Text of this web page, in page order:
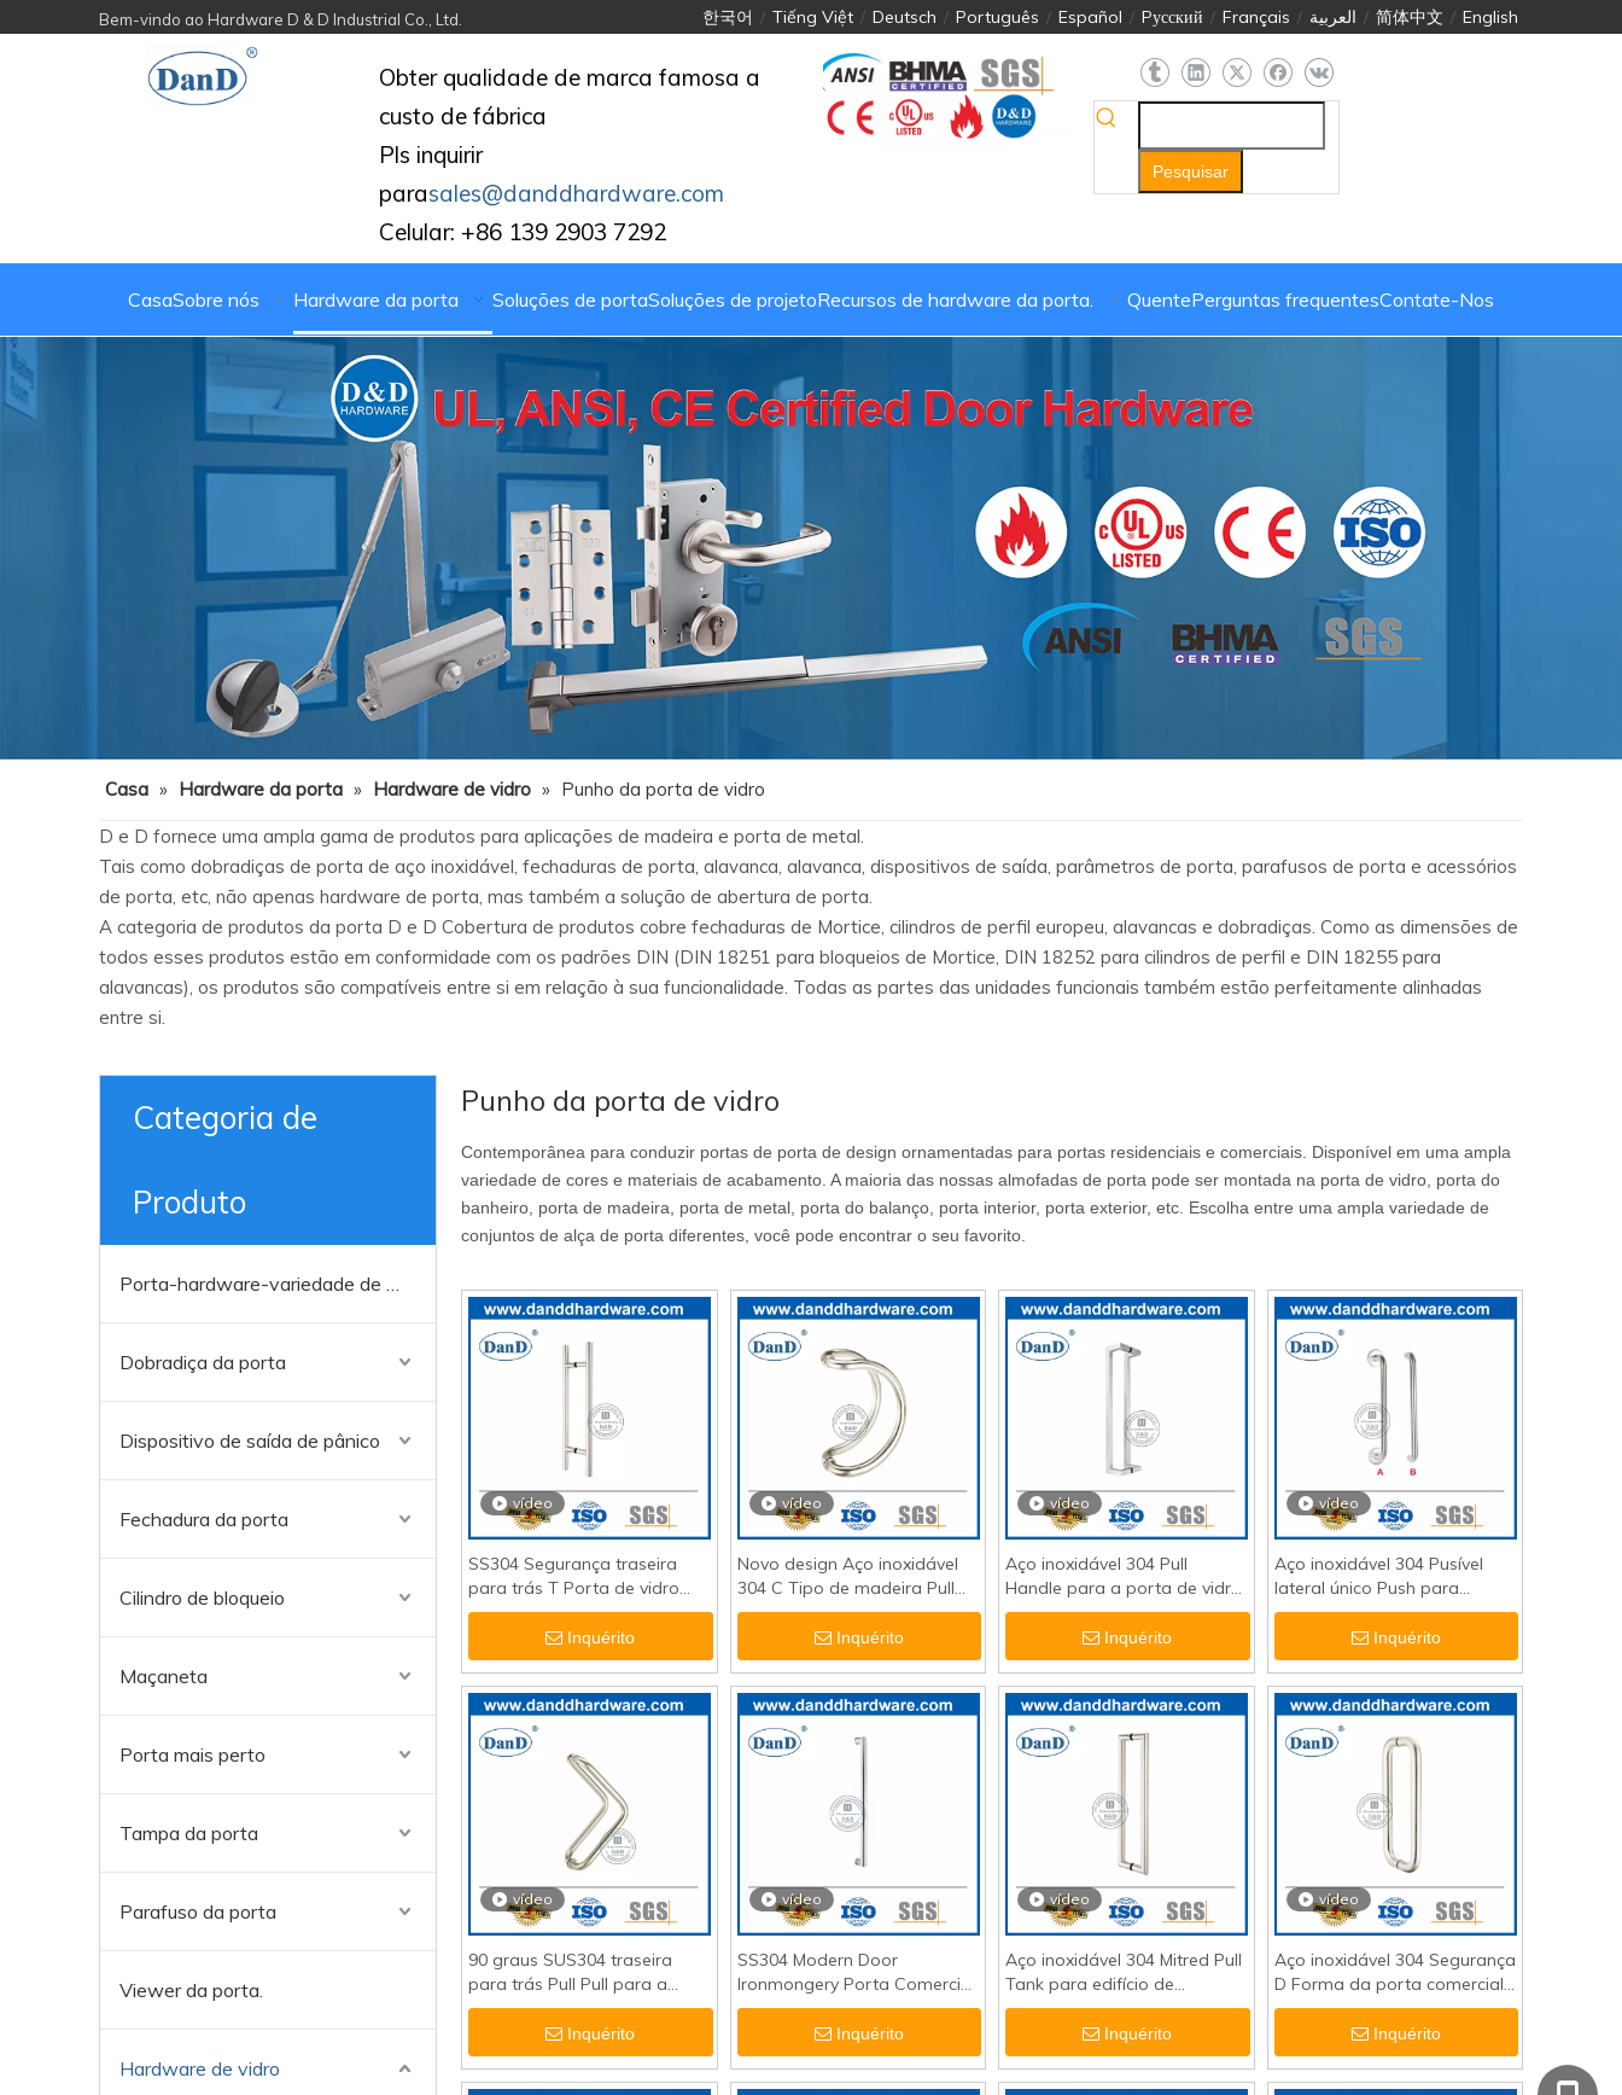
Bem-vindo ao Hardware D & D Industrial Co., Ltd. 한국어 / Tiếng Việt / Deutsch / Português / Español / Pусский / Français / العربية / 简体中文 / English
Obter qualidade de marca famosa a
custo de fábrica
Pls inquirir
parasales@danddhardware.com
Celular: +86 139 2903 7292
Pesquisar
CasaSobre nós Hardware da porta Soluções de portaSoluções de projetoRecursos de hardware da porta. QuentePerguntas frequentesContate-Nos
Casa » Hardware da porta » Hardware de vidro » Punho da porta de vidro
D e D fornece uma ampla gama de produtos para aplicações de madeira e porta de metal.
Tais como dobradiças de porta de aço inoxidável, fechaduras de porta, alavanca, alavanca, dispositivos de saída, parâmetros de porta, parafusos de porta e acessórios
de porta, etc, não apenas hardware de porta, mas também a solução de abertura de porta.
A categoria de produtos da porta D e D Cobertura de produtos cobre fechaduras de Mortice, cilindros de perfil europeu, alavancas e dobradiças. Como as dimensões de
todos esses produtos estão em conformidade com os padrões DIN (DIN 18251 para bloqueios de Mortice, DIN 18252 para cilindros de perfil e DIN 18255 para
alavancas), os produtos são compatíveis entre si em relação à sua funcionalidade. Todas as partes das unidades funcionais também estão perfeitamente alinhadas
entre si.
Categoria de
Produto
Porta-hardware-variedade de acabamento
Dobradiça da porta
Dispositivo de saída de pânico
Fechadura da porta
Cilindro de bloqueio
Maçaneta
Porta mais perto
Tampa da porta
Parafuso da porta
Viewer da porta.
Hardware de vidro
Punho da porta de vidro
Contemporânea para conduzir portas de porta de design ornamentadas para portas residenciais e comerciais. Disponível em uma ampla
variedade de cores e materiais de acabamento. A maioria das nossas almofadas de porta pode ser montada na porta de vidro, porta do
banheiro, porta de madeira, porta de metal, porta do balanço, porta interior, porta exterior, etc. Escolha entre uma ampla variedade de
conjuntos de alça de porta diferentes, você pode encontrar o seu favorito.
vídeo
SS304 Segurança traseira
para trás T Porta de vidro
Pull Handle-DDPH001
Inquérito
vídeo
Novo design Aço inoxidável
304 C Tipo de madeira Pull
Handle-DDPH006
Inquérito
vídeo
Aço inoxidável 304 Pull
Handle para a porta de vidro
interior-DDPH011
Inquérito
vídeo
Aço inoxidável 304 Pusível
lateral único Push para
entrada de vidro DDPH019
Inquérito
vídeo
90 graus SUS304 traseira
para trás Pull Pull para a
porta da frente DDPH012
Inquérito
vídeo
SS304 Modern Door
Ironmongery Porta Comercial
Pull Handle-DDPH030
Inquérito
vídeo
Aço inoxidável 304 Mitred Pull
Tank para edifício de
escritórios -DDPH002
Inquérito
vídeo
Aço inoxidável 304 Segurança
D Forma da porta comercial
puxar maçaneta-ddph007
Inquérito